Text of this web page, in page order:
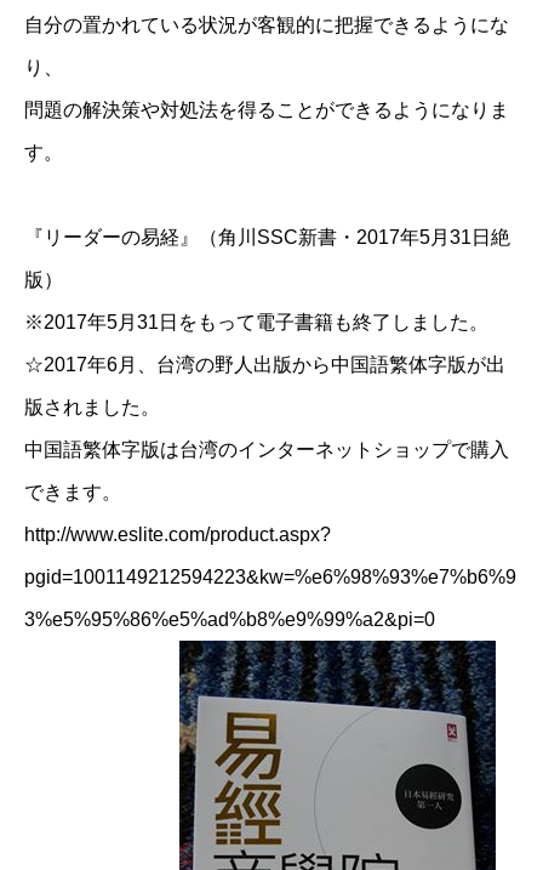
自分の置かれている状況が客観的に把握できるようにな
り、
問題の解決策や対処法を得ることができるようになりま
す。
『リーダーの易経』（角川SSC新書・2017年5月31日絶
版）
※2017年5月31日をもって電子書籍も終了しました。
☆2017年6月、台湾の野人出版から中国語繁体字版が出
版されました。
中国語繁体字版は台湾のインターネットショップで購入
できます。
http://www.eslite.com/product.aspx?
pgid=1001149212594223&kw=%e6%98%93%e7%b6%9
3%e5%95%86%e5%ad%b8%e9%99%a2&pi=0